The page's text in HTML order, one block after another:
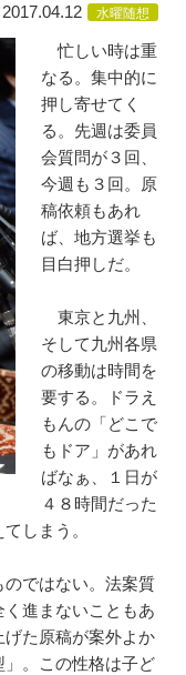
2017.04.12 水曜随想
忙しい時は重
なる。集中的に
押し寄せてく
る。先週は委員
会質問が３回、
今週も３回。原
稿依頼もあれ
ば、地方選挙も
目白押しだ。
東京と九州、
そして九州各県
の移動は時間を
要する。ドラえ
もんの「どこで
もドア」があれ
ばなぁ、１日が
４８時間だった
しまう。
ではない。法案質
進まないこともあ
た原稿が案外よか
。この性格は子ど